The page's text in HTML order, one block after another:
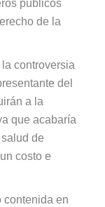
públicos
de la
controversia
del
a la
que acabaría
de
costo e
contenida en